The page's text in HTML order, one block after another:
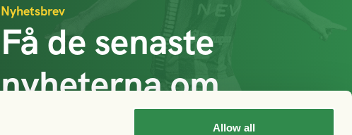
Allow all
Nyhetsbrev
Få de senaste
nyheterna om